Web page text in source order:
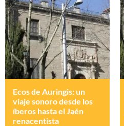
Ecos de Auringis: un
viaje sonoro desde los
íberos hasta el Jaén
renacentista